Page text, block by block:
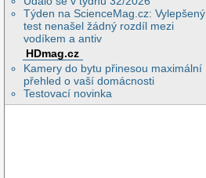
Týden na ScienceMag.cz: Vylepšený
test nenašel žádný rozdíl mezi
vodíkem a antiv
HDmag.cz
Kamery do bytu přinesou maximální
přehled o vaší domácnosti
Testovací novinka